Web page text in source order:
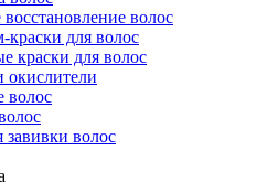
волос
краски для волос
краски для волос
волос
завивки волос